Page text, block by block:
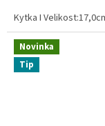
Kytka I
Novinka
Tip